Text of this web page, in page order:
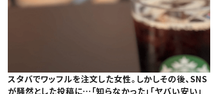
スタバでワッフルを注文した女性。しかしその後、SNS
が騒然とした投稿に…「知らなかった」「ヤバい安い」